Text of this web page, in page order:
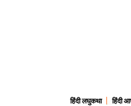
हिंदी लघुकथा हिंदी